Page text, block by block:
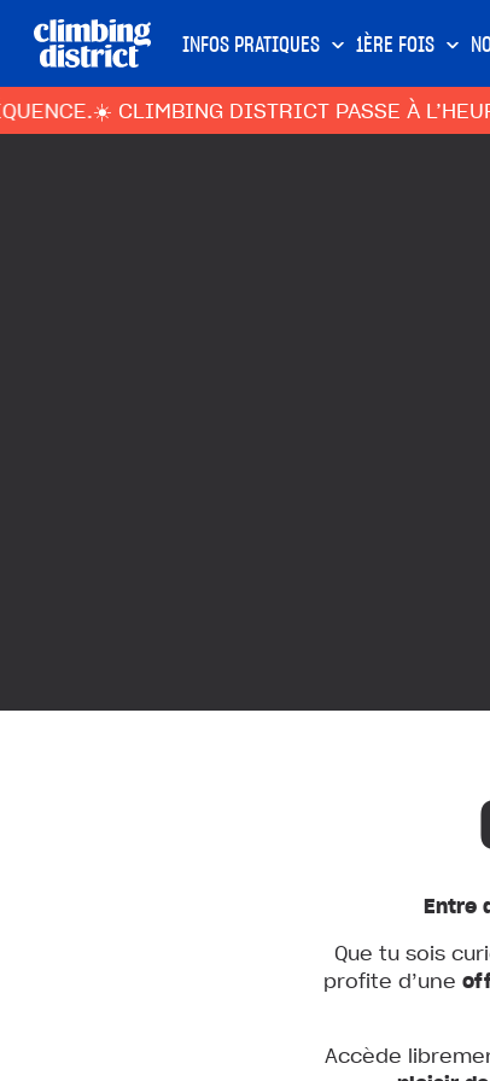
INFOS PRATIQUES 1ÈRE FOIS
☀️ CLIMBING DISTRICT PASSE À L’HEURE
Entre
Que tu sois
profite d’une
Accède